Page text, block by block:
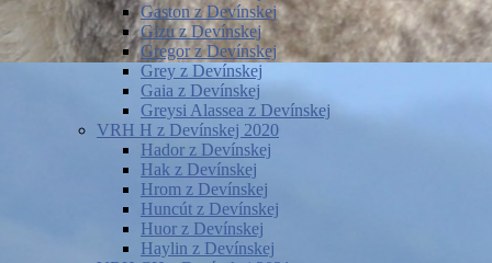
Gaston z Devínskej
Gizu z Devínskej
Gregor z Devínskej
Grey z Devínskej
Gaia z Devínskej
Greysi Alassea z Devínskej
VRH H z Devínskej 2020
Hador z Devínskej
Hak z Devínskej
Hrom z Devínskej
Huncút z Devínskej
Huor z Devínskej
Haylin z Devínskej